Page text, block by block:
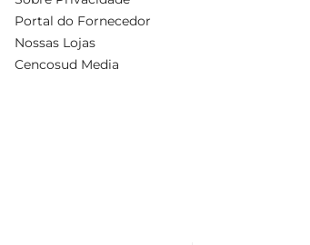
Portal do Fornecedor
Nossas Lojas
Cencosud Media